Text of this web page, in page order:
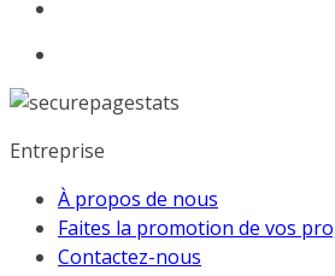
Entreprise
À propos de nous
Faites la promotion de vos
Contactez-nous